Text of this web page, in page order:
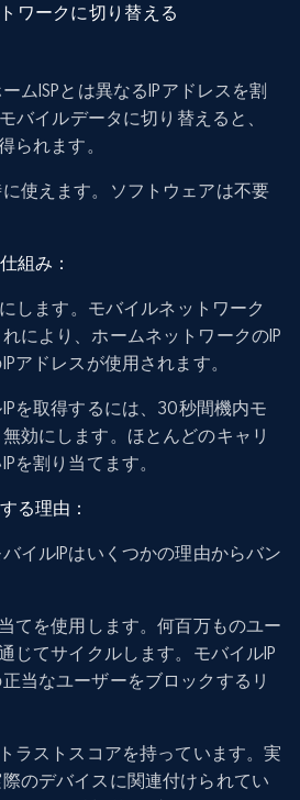
ワークに切り替える
ムISPとは異なるIPアドレスを割
バイルデータに切り替えると、
られます。
使えます。ソフトウェアは不要
組み：
します。モバイルネットワーク
により、ホームネットワークのIP
アドレスが使用されます。
を取得するには、30秒間機内モ
効にします。ほとんどのキャリ
を割り当てます。
る理由：
イルIPはいくつかの理由からバン
てを使用します。何百万ものユー
じてサイクルします。モバイルIP
当なユーザーをブロックするリ
ラストスコアを持っています。実
のデバイスに関連付けられてい